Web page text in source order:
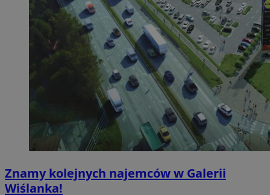
Znamy kolejnych najemców w Galerii
Wiślanka!